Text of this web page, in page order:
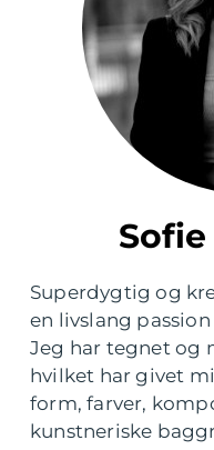
Superdygtig og
en livslang
Jeg har tegnet og
hvilket har givet
form, farver,
kunstneriske